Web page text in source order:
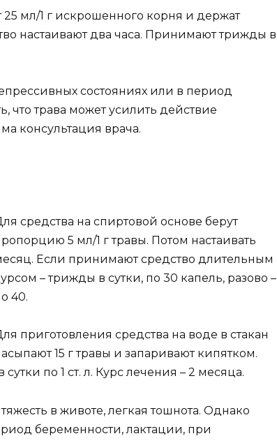
25 мл/1 г искрошенного корня и держат
настаивают два часа. Принимают трижды в
состояниях или в период
что трава может усилить действие
консультация врача.
средства на спиртовой основе берут
5 мл/1 г травы. Потом настаивать
Если принимают средство длительным
– трижды в сутки, по 30 капель, разово –
40.
приготовления средства на воде в стакан
15 г травы и запаривают кипятком.
по 1 ст. л. Курс лечения – 2 месяца.
в животе, легкая тошнота. Однако
беременности, лактации, при